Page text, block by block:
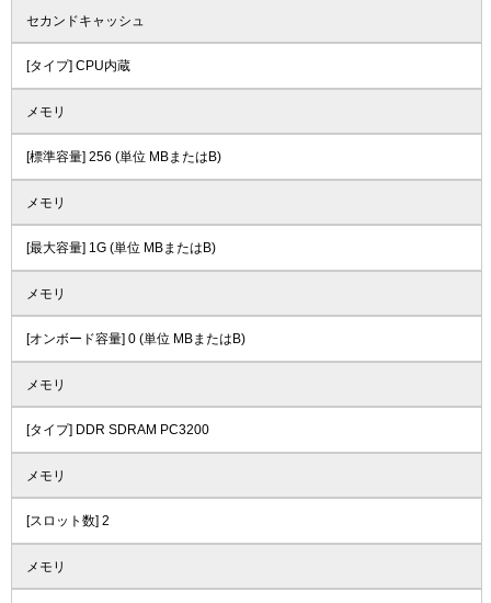
セカンドキャッシュ
[タイプ] CPU内蔵
メモリ
[標準容量] 256 (単位 MBまたはB)
メモリ
[最大容量] 1G (単位 MBまたはB)
メモリ
[オンボード容量] 0 (単位 MBまたはB)
メモリ
[タイプ] DDR SDRAM PC3200
メモリ
[スロット数] 2
メモリ